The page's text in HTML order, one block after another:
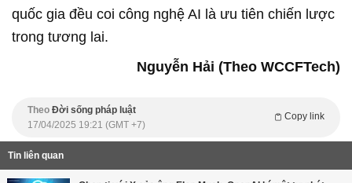
quốc gia đều coi công nghệ AI là ưu tiên chiến lược
trong tương lai.
Nguyễn Hải (Theo WCCFTech)
Theo Đời sống pháp luật
Copy link
17/04/2025 19:21 (GMT +7)
Tin liên quan